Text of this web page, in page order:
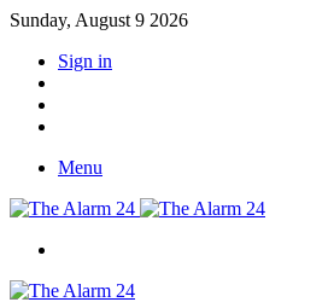
Sunday, August 9 2026
Sign in
Menu